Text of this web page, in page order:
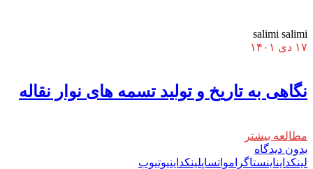
salimi salimi
۱۷ دی ۱۴۰۱
نگاهی به تاریخ و تولید تسمه های نوار نقاله
مطالعه بیشتر
بدون دیدگاه
لینکدایناینستاگرامواتساپلینکداینیوتیوب